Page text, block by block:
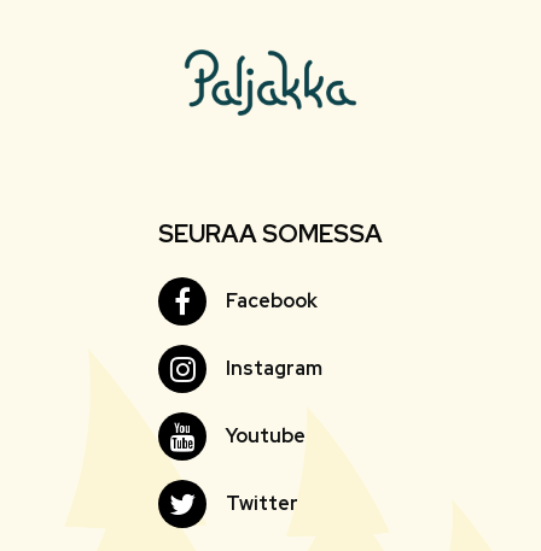
SEURAA SOMESSA
FacebookFacebook
InstagramInstagram
YoutubeYoutube
Twitter Twitter